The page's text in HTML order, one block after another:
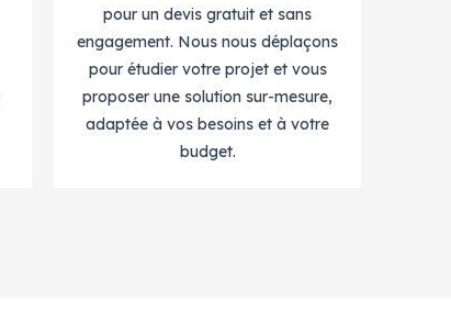
pour un devis gratuit et sans
engagement. Nous nous déplaçons
pour étudier votre projet et vous
proposer une solution sur-mesure,
adaptée à vos besoins et à votre
budget.